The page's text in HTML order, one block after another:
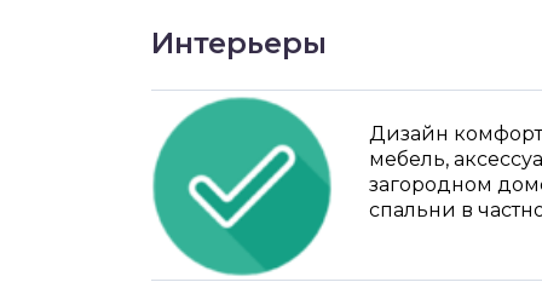
Интерьеры
Дизайн
мебель,
загородном
спальни в